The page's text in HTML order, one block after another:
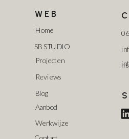
SB STUDIO
Projecten
Aanbod
Werkwijze
Reviews
Home
WEB
Blog